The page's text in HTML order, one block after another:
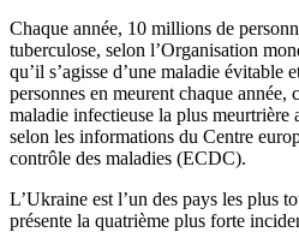
Chaque année, 10 millions de
tuberculose, selon l’Organisation
qu’il s’agisse d’une maladie évitable
personnes en meurent chaque
maladie infectieuse la plus meurtrière
selon les informations du Centre
contrôle des maladies (ECDC).
L’Ukraine est l’un des pays les plus
présente la quatrième plus forte